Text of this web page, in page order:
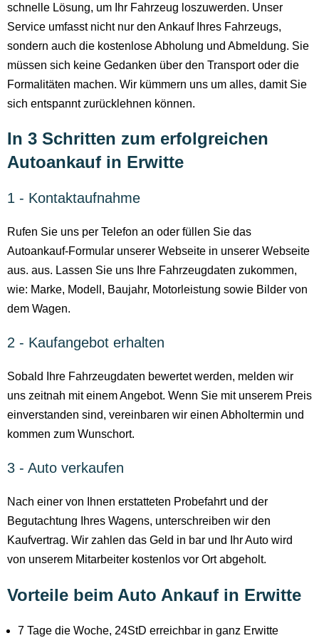
schnelle Lösung, um Ihr Fahrzeug loszuwerden. Unser
Service umfasst nicht nur den Ankauf Ihres Fahrzeugs,
sondern auch die kostenlose Abholung und Abmeldung. Sie
müssen sich keine Gedanken über den Transport oder die
Formalitäten machen. Wir kümmern uns um alles, damit Sie
sich entspannt zurücklehnen können.
In 3 Schritten zum erfolgreichen
Autoankauf in Erwitte
1 - Kontaktaufnahme
Rufen Sie uns per Telefon an oder füllen Sie das
Autoankauf-Formular unserer Webseite in unserer Webseite
aus. aus. Lassen Sie uns Ihre Fahrzeugdaten zukommen,
wie: Marke, Modell, Baujahr, Motorleistung sowie Bilder von
dem Wagen.
2 - Kaufangebot erhalten
Sobald Ihre Fahrzeugdaten bewertet werden, melden wir
uns zeitnah mit einem Angebot. Wenn Sie mit unserem Preis
einverstanden sind, vereinbaren wir einen Abholtermin und
kommen zum Wunschort.
3 - Auto verkaufen
Nach einer von Ihnen erstatteten Probefahrt und der
Begutachtung Ihres Wagens, unterschreiben wir den
Kaufvertrag. Wir zahlen das Geld in bar und Ihr Auto wird
von unserem Mitarbeiter kostenlos vor Ort abgeholt.
Vorteile beim Auto Ankauf in Erwitte
7 Tage die Woche, 24StD erreichbar in ganz Erwitte